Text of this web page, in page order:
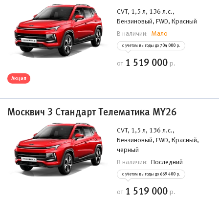
CVT, 1,5 л, 136 л.с.,
Бензиновый, FWD, Красный
В наличии: Мало
с учетом выгоды до 704 000 р.
от 1 519 000 р.
Акция
Москвич 3 Стандарт Телематика MY26
CVT, 1,5 л, 136 л.с.,
Бензиновый, FWD, Красный,
черный
В наличии: Последний
с учетом выгоды до 669 400 р.
от 1 519 000 р.